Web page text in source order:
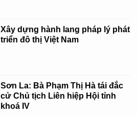
Xây dựng hành lang pháp lý phát
triển đô thị Việt Nam
Sơn La: Bà Phạm Thị Hà tái đắc
cử Chủ tịch Liên hiệp Hội tỉnh
khoá IV